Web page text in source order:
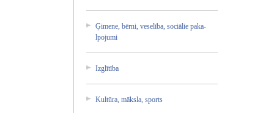
Ģime­ne, bērn­i, vese­lība­, soci­ālie­ paka­
lpoj­umi
Izgl­ītīb­a
Kult­ūra,­ māks­la, spor­ts